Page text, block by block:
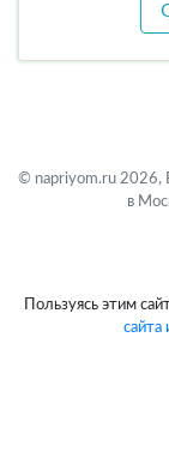
© napriyom.ru 2026,
в
Пользуясь этим
сайта